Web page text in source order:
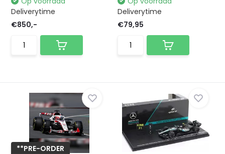
Deliverytime
€850,-
Deliverytime
€79,95
**PRE-ORDER